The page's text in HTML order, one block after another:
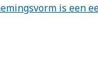
is een